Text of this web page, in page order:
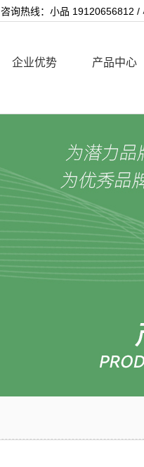
咨询热线：小品 19120656812 /
企业优势 产品中心